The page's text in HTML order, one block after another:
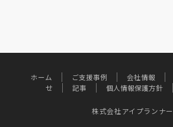
ホーム ご支援事例 会社情報
せ
記事 個人情報保護方針
株式会社アイプランナー